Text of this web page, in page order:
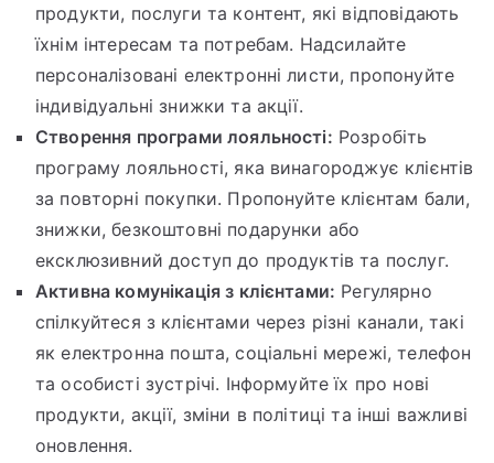
продукти, послуги та контент, які відповідають
їхнім інтересам та потребам. Надсилайте
персоналізовані електронні листи, пропонуйте
індивідуальні знижки та акції.
Створення програми лояльності: Розробіть
програму лояльності, яка винагороджує клієнтів
за повторні покупки. Пропонуйте клієнтам бали,
знижки, безкоштовні подарунки або
ексклюзивний доступ до продуктів та послуг.
Активна комунікація з клієнтами: Регулярно
спілкуйтеся з клієнтами через різні канали, такі
як електронна пошта, соціальні мережі, телефон
та особисті зустрічі. Інформуйте їх про нові
продукти, акції, зміни в політиці та інші важливі
оновлення.